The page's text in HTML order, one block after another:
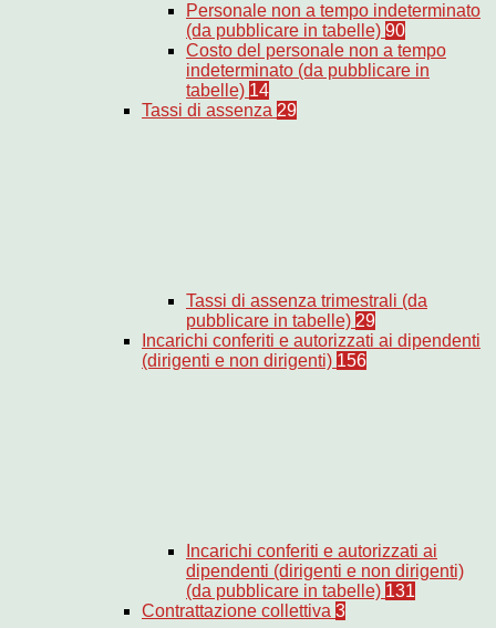
Personale non a tempo indeterminato
(da pubblicare in tabelle) 90
Costo del personale non a tempo
indeterminato (da pubblicare in
tabelle) 14
Tassi di assenza 29
Tassi di assenza trimestrali (da
pubblicare in tabelle) 29
Incarichi conferiti e autorizzati ai dipendenti
(dirigenti e non dirigenti) 156
Incarichi conferiti e autorizzati ai
dipendenti (dirigenti e non dirigenti)
(da pubblicare in tabelle) 131
Contrattazione collettiva 3